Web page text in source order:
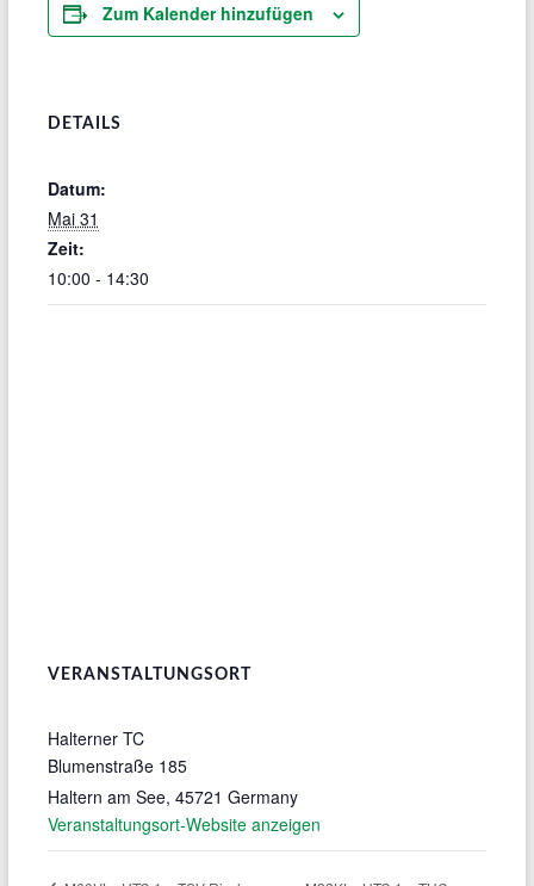
Zum Kalender hinzufügen
DETAILS
Datum:
Mai 31
Zeit:
10:00 - 14:30
VERANSTALTUNGSORT
Halterner TC
Blumenstraße 185
Haltern am See, 45721 Germany
Veranstaltungsort-Website anzeigen